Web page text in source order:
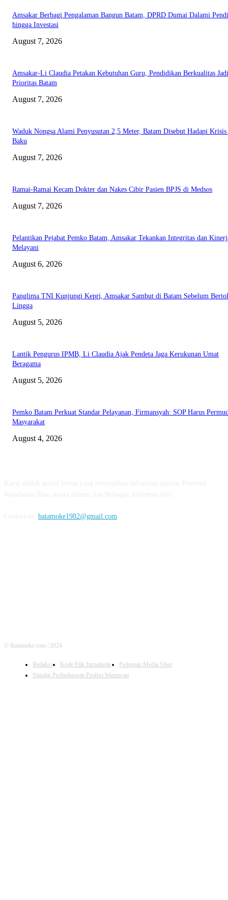
Amsakar Berbagi Pengalaman Bangun Batam, DPRD Dumai Dalami
hingga Investasi
August 7, 2026
Amsakar-Li Claudia Petakan Kebutuhan Guru, Pendidikan Berkualitas Jadi
Prioritas Batam
August 7, 2026
Waduk Nongsa Alami Penyusutan 2,5 Meter, Batam Disebut Hadapi
Baku
August 7, 2026
Ramai-Ramai Kecam Dokter dan Nakes Cibir Pasien BPJS di Medsos
August 7, 2026
Pelantikan Pejabat Pemko Batam, Amsakar Tekankan Integritas dan
Melayani
August 6, 2026
Panglima TNI Kunjungi Kepri, Amsakar Sambut di Batam Sebelum
Lingga
August 5, 2026
Lantik Pengurus IPMB, Li Claudia Ajak Pendeta Jaga Kerukunan Umat
Beragama
August 5, 2026
Pemko Batam Perkuat Standar Pelayanan, Firmansyah: SOP Harus
Masyarakat
August 4, 2026
batamoke1982@gmail.com
© Batamoke.com | 2024
Redaksi Kode Etik Jurnalistik
Pedoman Media Siber
Standar Perlindungan Profesi Wartawan